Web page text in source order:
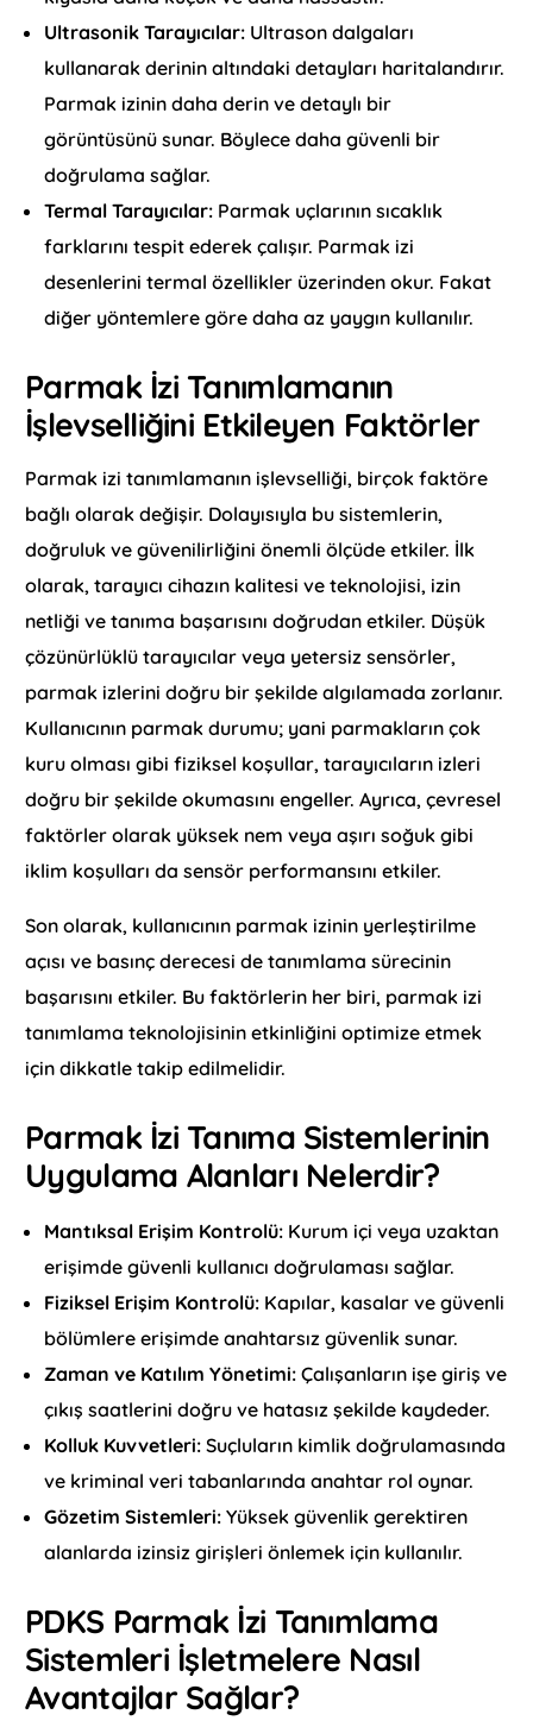
Ultrasonik Tarayıcılar: Ultrason dalgaları
kullanarak derinin altındaki detayları haritalandırır.
Parmak izinin daha derin ve detaylı bir
görüntüsünü sunar. Böylece daha güvenli bir
doğrulama sağlar.
Termal Tarayıcılar: Parmak uçlarının sıcaklık
farklarını tespit ederek çalışır. Parmak izi
desenlerini termal özellikler üzerinden okur. Fakat
diğer yöntemlere göre daha az yaygın kullanılır.
Parmak İzi Tanımlamanın
İşlevselliğini Etkileyen Faktörler
Parmak izi tanımlamanın işlevselliği, birçok faktöre
bağlı olarak değişir. Dolayısıyla bu sistemlerin,
doğruluk ve güvenilirliğini önemli ölçüde etkiler. İlk
olarak, tarayıcı cihazın kalitesi ve teknolojisi, izin
netliği ve tanıma başarısını doğrudan etkiler. Düşük
çözünürlüklü tarayıcılar veya yetersiz sensörler,
parmak izlerini doğru bir şekilde algılamada zorlanır.
Kullanıcının parmak durumu; yani parmakların çok
kuru olması gibi fiziksel koşullar, tarayıcıların izleri
doğru bir şekilde okumasını engeller. Ayrıca, çevresel
faktörler olarak yüksek nem veya aşırı soğuk gibi
iklim koşulları da sensör performansını etkiler.
Son olarak, kullanıcının parmak izinin yerleştirilme
açısı ve basınç derecesi de tanımlama sürecinin
başarısını etkiler. Bu faktörlerin her biri, parmak izi
tanımlama teknolojisinin etkinliğini optimize etmek
için dikkatle takip edilmelidir.
Parmak İzi Tanıma Sistemlerinin
Uygulama Alanları Nelerdir?
Mantıksal Erişim Kontrolü: Kurum içi veya uzaktan
erişimde güvenli kullanıcı doğrulaması sağlar.
Fiziksel Erişim Kontrolü: Kapılar, kasalar ve güvenli
bölümlere erişimde anahtarsız güvenlik sunar.
Zaman ve Katılım Yönetimi: Çalışanların işe giriş ve
çıkış saatlerini doğru ve hatasız şekilde kaydeder.
Kolluk Kuvvetleri: Suçluların kimlik doğrulamasında
ve kriminal veri tabanlarında anahtar rol oynar.
Gözetim Sistemleri:Yüksek güvenlik gerektiren
alanlarda izinsiz girişleri önlemek için kullanılır.
PDKS Parmak İzi Tanımlama
Sistemleri İşletmelere Nasıl
Avantajlar Sağlar?